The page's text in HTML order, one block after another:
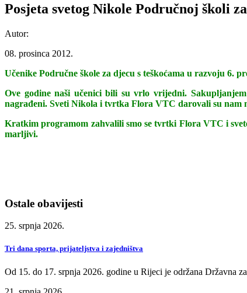
Posjeta svetog Nikole Područnoj školi
Autor:
08. prosinca 2012.
Učenike Područne škole za djecu s teškoćama u razvoju 6.
Ove godine naši učenici bili su vrlo vrijedni.
nagrađeni. Sveti Nikola i tvrtka Flora VTC darovali su nam
Kratkim programom zahvalili smo se tvrtki Flora VTC i
marljivi.
Ostale obavijesti
25. srpnja 2026.
Tri dana sporta, prijateljstva i zajedništva
Od 15. do 17. srpnja 2026. godine u Rijeci je održana Državna